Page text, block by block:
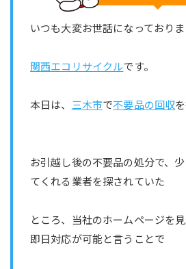
いつも大変お世話になっておりま
関西エコリサイクルです。
本日は、 三木市で不要品の回収
お引越し後の不要品の処分で、
てくれる業者を探されていた
ところ、当社のホームページを見
即日対応が可能と言うことで